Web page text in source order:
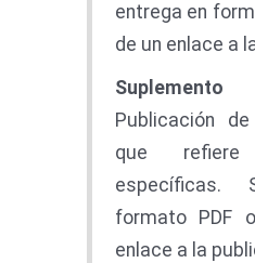
entrega en
de un enlace a
Suplemento
Publicación
que
específicas.
formato PDF
enlace a la